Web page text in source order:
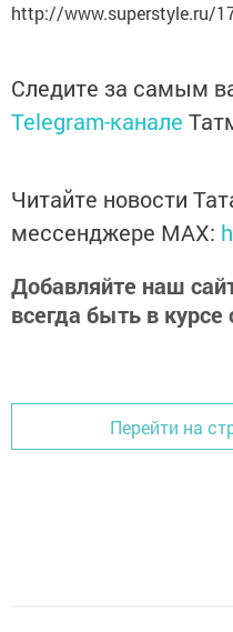
http://www.superstyle.ru/
Следите за самым
Telegram-канале
Читайте новости
мессенджере MАХ:
Добавляйте наш
всегда быть в
Перейти на